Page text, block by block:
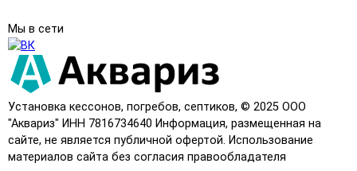
Мы в сети
Установка кессонов, погребов, септиков, © 2025 ООО
"Аквариз" ИНН 7816734640 Информация, размещенная на
сайте, не является публичной офертой. Использование
материалов сайта без согласия правообладателя